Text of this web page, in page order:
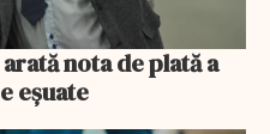
nota de plată a
eșuate